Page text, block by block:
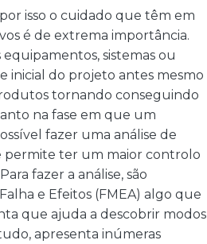
isso o cuidado que têm em
é de extrema importância.
sistemas ou
inicial do projeto antes mesmo
tornando conseguindo
na fase em que um
fazer uma análise de
permite ter um maior controlo
fazer a análise, são
e Efeitos (FMEA) algo que
que ajuda a descobrir modos
apresenta inúmeras